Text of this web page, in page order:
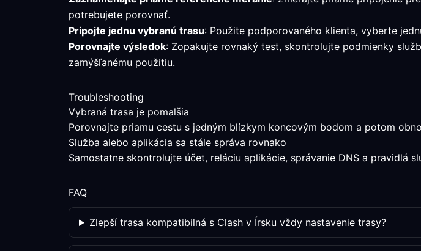
potrebujete porovnať.
Pripojte jednu vybranú trasu: Použite podporovaného klienta, vyberte
Porovnajte výsledok: Zopakujte rovnaký test, skontrolujte podmienky
zamýšľanému použitiu.
Troubleshooting
Vybraná trasa je pomalšia
Porovnajte priamu cestu s jedným blízkym koncovým bodom a potom
Služba alebo aplikácia sa stále správa rovnako
Samostatne skontrolujte účet, reláciu aplikácie, správanie DNS a pravidlá
FAQ
Zlepší trasa kompatibilná s Clash v Írsku vždy nastavenie trasy?